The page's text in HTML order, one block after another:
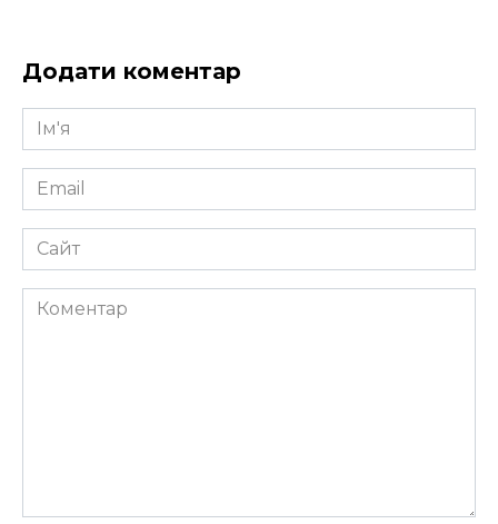
Додати коментар
Ім'я
*
Email
*
Сайт
Коментар